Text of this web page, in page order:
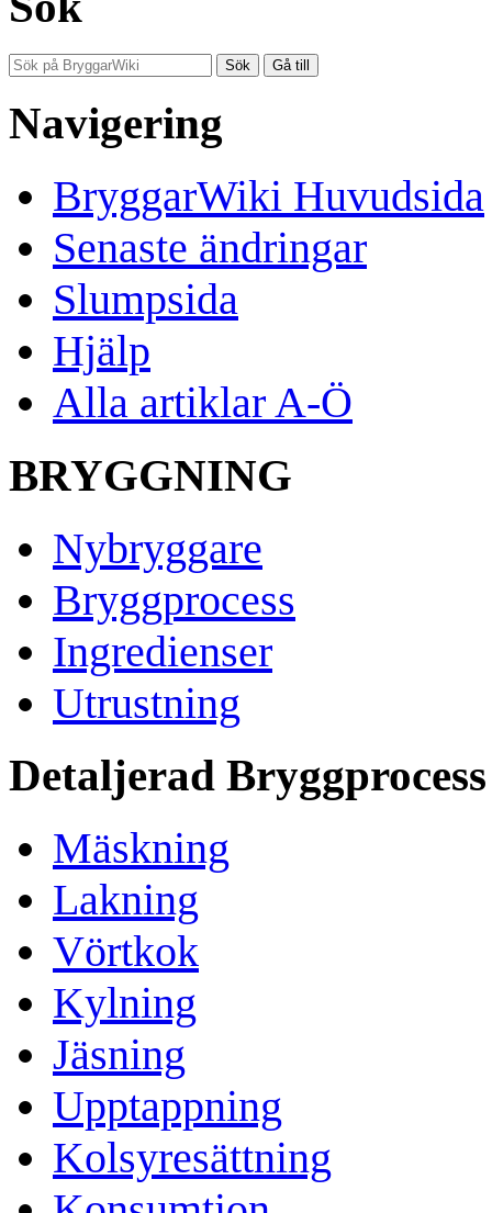
Navigering
BryggarWiki Huvudsida
Senaste ändringar
Slumpsida
Hjälp
Alla artiklar A-Ö
BRYGGNING
Nybryggare
Bryggprocess
Ingredienser
Utrustning
Detaljerad Bryggprocess
Mäskning
Lakning
Vörtkok
Kylning
Jäsning
Upptappning
Kolsyresättning